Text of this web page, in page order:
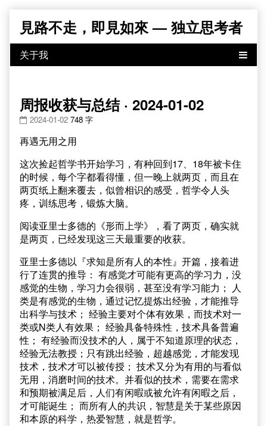
content
見路不走，即見如來 — 独立思考者
周报收获与总结 · 2024-01-02
2024-01-02 748 字
再遇无用之用
这次捡起哲学书开始学习，有种回到17、18年被卡住
的时候，每个字都看得懂，但一晚上就两页，而且在
两页纸上翻来覆去，似曾相识的感受，哲学令人头
疼，训练思考，锻炼大脑。
阅读亚里士多德的《形而上学》，看了两页，确实就
是两页，已经发现这三天最重要的收获。
亚里士多德以『求知是所有人的本性』开篇，接着进
行了连贯的推导： 有感觉才可能有更高的学习力，没
感觉的生物，学习力会很弱，甚至没有学习能力； 人
类是有感觉的生物，通过记忆提炼出经验，才能推导
出科学与技术； 经验主要对个体有效果，而技术对一
类或N类人有效果； 经验具备特殊性，技术具备普遍
性； 有经验而没技术的人，属于不知道原理的状态，
经验无法教授；只有跳出经验，超越感觉，才能发现
技术，技术才可以被传授； 技术又分为有用的与看似
无用，消磨时间的技术。并看似的技术，需要在需求
和预期被满足后，人们有闲暇或被允许有闲暇之后，
才可能诞生； 而所有人的共识，智慧是关于某些原因
和本原的科学，热爱智慧，就是哲学。